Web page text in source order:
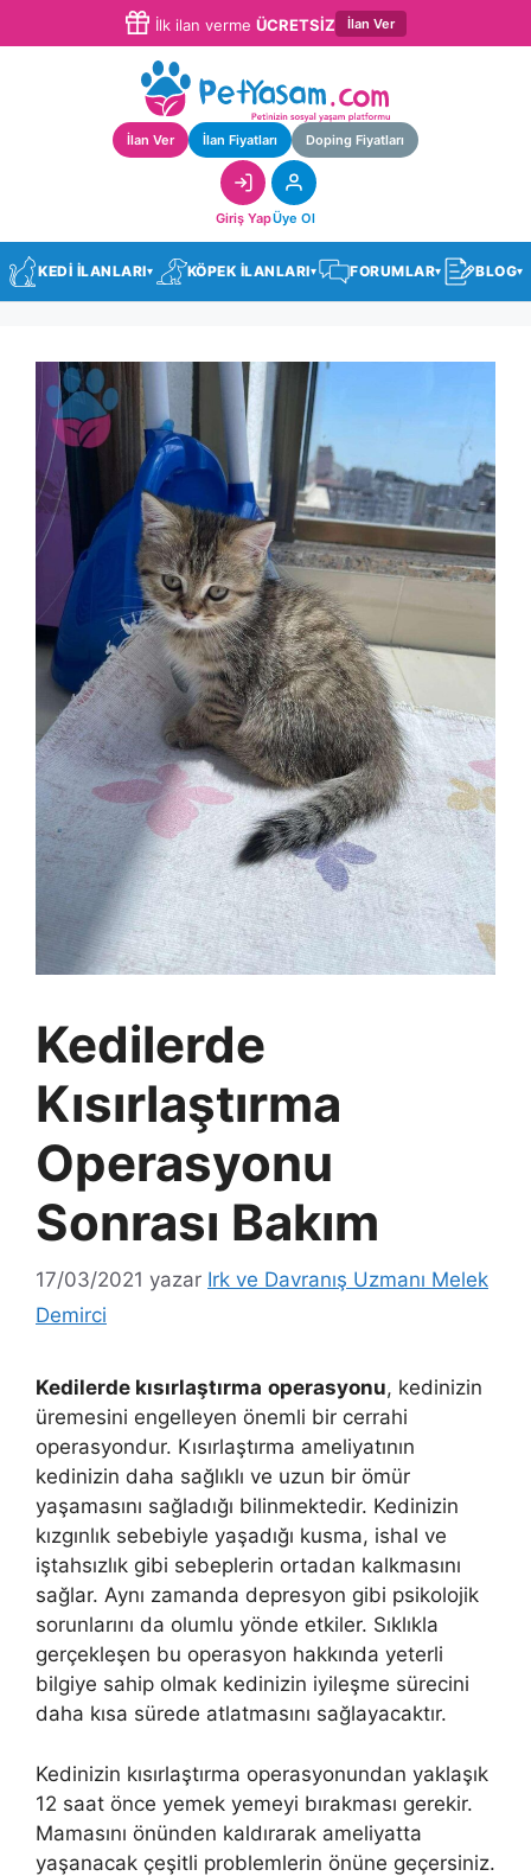
İlk ilan verme ÜCRETSİZ İlan Ver
İlan Ver İlan Fiyatları Doping Fiyatları
Giriş YapÜye Ol
KEDİ İLANLARI▾ KÖPEK İLANLARI▾ FORUMLAR▾ BLOG▾
Kedilerde
Kısırlaştırma
Operasyonu
Sonrası Bakım
17/03/2021 yazar Irk ve Davranış Uzmanı Melek
Demirci
Kedilerde kısırlaştırma operasyonu, kedinizin
üremesini engelleyen önemli bir cerrahi
operasyondur. Kısırlaştırma ameliyatının
kedinizin daha sağlıklı ve uzun bir ömür
yaşamasını sağladığı bilinmektedir. Kedinizin
kızgınlık sebebiyle yaşadığı kusma, ishal ve
iştahsızlık gibi sebeplerin ortadan kalkmasını
sağlar. Aynı zamanda depresyon gibi psikolojik
sorunlarını da olumlu yönde etkiler. Sıklıkla
gerçekleşen bu operasyon hakkında yeterli
bilgiye sahip olmak kedinizin iyileşme sürecini
daha kısa sürede atlatmasını sağlayacaktır.
Kedinizin kısırlaştırma operasyonundan yaklaşık
12 saat önce yemek yemeyi bırakması gerekir.
Mamasını önünden kaldırarak ameliyatta
yaşanacak çeşitli problemlerin önüne geçersiniz.